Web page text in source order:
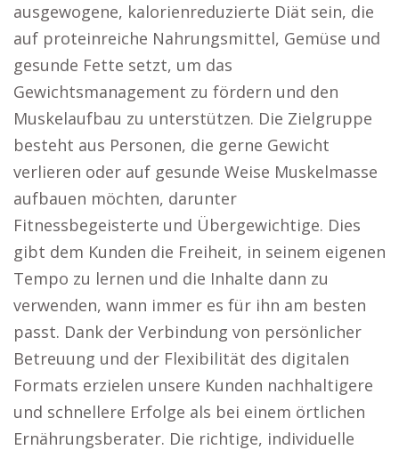
ausgewogene, kalorienreduzierte Diät sein, die
auf proteinreiche Nahrungsmittel, Gemüse und
gesunde Fette setzt, um das
Gewichtsmanagement zu fördern und den
Muskelaufbau zu unterstützen. Die Zielgruppe
besteht aus Personen, die gerne Gewicht
verlieren oder auf gesunde Weise Muskelmasse
aufbauen möchten, darunter
Fitnessbegeisterte und Übergewichtige. Dies
gibt dem Kunden die Freiheit, in seinem eigenen
Tempo zu lernen und die Inhalte dann zu
verwenden, wann immer es für ihn am besten
passt. Dank der Verbindung von persönlicher
Betreuung und der Flexibilität des digitalen
Formats erzielen unsere Kunden nachhaltigere
und schnellere Erfolge als bei einem örtlichen
Ernährungsberater. Die richtige, individuelle